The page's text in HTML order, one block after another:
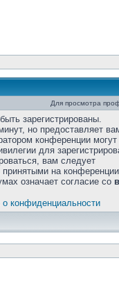
Для просмотра
зарегистрированы.
но предоставляет
конференции
для
вам следует
принятыми на
означает согласие со
конфиденциальности